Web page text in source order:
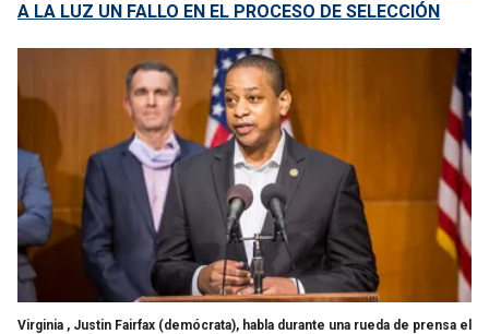
A LA LUZ UN FALLO EN EL PROCESO DE SELECCIÓN
Virginia , Justin Fairfax (demócrata), habla durante una rueda de prensa el